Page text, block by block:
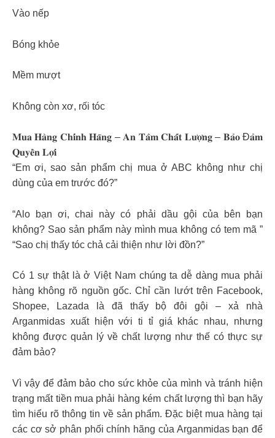
Vào nếp
Bóng khỏe
Mềm mượt
Không còn xơ, rối tóc
𝐌𝐮𝐚 𝐇𝐚̀𝐧𝐠 𝐂𝐡𝐢́𝐧𝐡 𝐇𝐚̃𝐧𝐠 – 𝐀𝐧 𝐓𝐚̂𝐦 𝐂𝐡𝐚̂́𝐭 𝐋𝐮̛𝐨̛̣𝐧𝐠 – 𝐁𝐚̉𝐨 Đ𝐚̉𝐦
𝐐𝐮𝐲𝐞̂̀𝐧 𝐋𝐨̛̣𝐢
“Em ơi, sao sản phẩm chị mua ở ABC không như chị
dùng của em trước đó?”
“Alo bạn ơi, chai này có phải dầu gội của bên bạn
không? Sao sản phẩm này mình mua không có tem mã ”
“Sao chị thấy tóc chả cải thiện như lời đồn?”
Có 1 sự thật là ở Việt Nam chúng ta dễ dàng mua phải
hàng không rõ nguồn gốc. Chỉ cần lướt trên Facebook,
Shopee, Lazada là đã thấy bộ đôi gội – xả nhà
Arganmidas xuất hiện với ti tỉ giá khác nhau, nhưng
không được quản lý về chất lượng như thế có thực sự
đảm bảo?
Vì vậy để đảm bảo cho sức khỏe của mình và tránh hiện
trạng mất tiền mua phải hàng kém chất lượng thì bạn hãy
tìm hiểu rõ thông tin về sản phẩm. Đặc biệt mua hàng tại
các cơ sở phân phối chính hãng của Arganmidas bạn để